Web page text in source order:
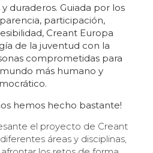
duraderos. Guiada por los
participación,
Creant Europa
de la juventud con la
comprometidas para
más humano y
hemos hecho bastante!
el proyecto de Creant
áreas y disciplinas,